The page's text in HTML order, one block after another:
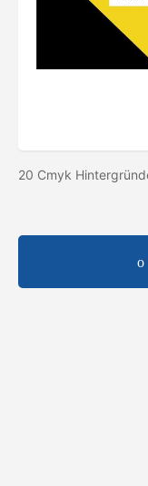
20 Cmyk